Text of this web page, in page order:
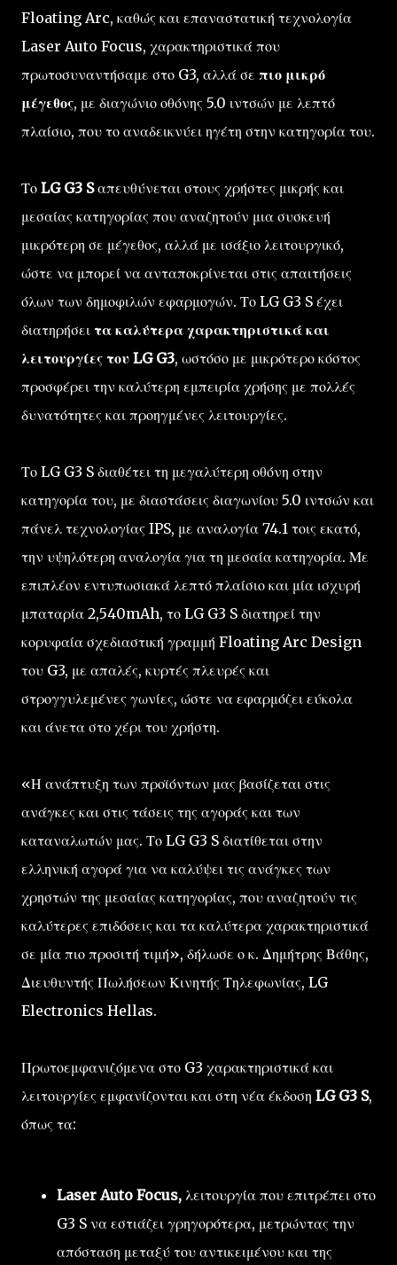
Floating Arc, καθώς και επαναστατική τεχνολογία
Laser Auto Focus, χαρακτηριστικά που
πρωτοσυναντήσαμε στο G3, αλλά σε πιο μικρό
μέγεθος, με διαγώνιο οθόνης 5.0 ιντσών με λεπτό
πλαίσιο, που το αναδεικνύει ηγέτη στην κατηγορία του.
Το LG G3 Sαπευθύνεται στους χρήστες μικρής και
μεσαίας κατηγορίας που αναζητούν μια συσκευή
μικρότερη σε μέγεθος, αλλά με ισάξιο λειτουργικό,
ώστε να μπορεί να ανταποκρίνεται στις απαιτήσεις
όλων των δημοφιλών εφαρμογών. Το LG G3 S έχει
διατηρήσει τα καλύτερα χαρακτηριστικά και
λειτουργίες του LG G3, ωστόσο με μικρότερο κόστος
προσφέρει την καλύτερη εμπειρία χρήσης με πολλές
δυνατότητες και προηγμένες λειτουργίες.
Το LG G3 S διαθέτει τη μεγαλύτερη οθόνη στην
κατηγορία του, με διαστάσεις διαγωνίου 5.0 ιντσών και
πάνελ τεχνολογίας IPS, με αναλογία 74.1 τοις εκατό,
την υψηλότερη αναλογία για τη μεσαία κατηγορία. Με
επιπλέον εντυπωσιακά λεπτό πλαίσιο και μία ισχυρή
μπαταρία 2,540mAh, το LG G3 S διατηρεί την
κορυφαία σχεδιαστική γραμμή Floating Arc Design
του G3, με απαλές, κυρτές πλευρές και
στρογγυλεμένες γωνίες, ώστε να εφαρμόζει εύκολα
και άνετα στο χέρι του χρήστη.
«Η ανάπτυξη των προϊόντων μας βασίζεται στις
ανάγκες και στις τάσεις της αγοράς και των
καταναλωτών μας. Το LG G3 S διατίθεται στην
ελληνική αγορά για να καλύψει τις ανάγκες των
χρηστών της μεσαίας κατηγορίας, που αναζητούν τις
καλύτερες επιδόσεις και τα καλύτερα χαρακτηριστικά
σε μία πιο προσιτή τιμή», δήλωσε ο κ. Δημήτρης Βάθης,
Διευθυντής Πωλήσεων Κινητής Τηλεφωνίας, LG
Electronics Hellas.
Πρωτοεμφανιζόμενα στο G3 χαρακτηριστικά και
λειτουργίες εμφανίζονται και στη νέα έκδοση LG G3 S,
όπως τα:
Laser Auto Focus, λειτουργία που επιτρέπει στο
G3 S να εστιάζει γρηγορότερα, μετρώντας την
απόσταση μεταξύ του αντικειμένου και της